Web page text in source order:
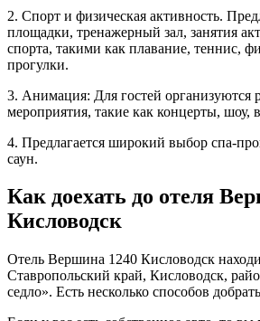
2. Спорт и физическая активность.
площадки, тренажерный зал, занятия
спорта, такими как плавание, теннис,
прогулки.
3. Анимация: Для гостей организуются
мероприятия, такие как концерты, шоу,
4. Предлагается широкий выбор спа-
саун.
Как доехать до отеля
Кисловодск
Отель Вершина 1240 Кисловодск
Ставропольский край, Кисловодск,
седло». Есть несколько способов